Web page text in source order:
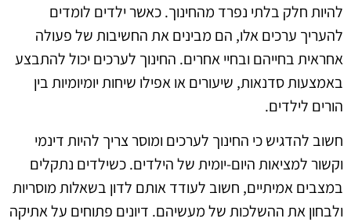
להיות חלק בלתי נפרד מהחינוך. כאשר ילדים לומדים
להעריך ערכים אלו, הם מבינים את החשיבות של פעולה
אחראית בחייהם ובחיי אחרים. החינוך לערכים יכול להתבצע
באמצעות סדנאות, שיעורים או אפילו שיחות יומיומיות בין
הורים לילדים.
חשוב להדגיש כי החינוך לערכים ומוסר צריך להיות דינמי
וקשור למציאות היום-יומית של הילדים. כשילדים נתקלים
במצבים אמיתיים, חשוב לעודד אותם לדון בשאלות מוסריות
ולבחון את ההשלכות של מעשיהם. דיונים פתוחים על אתיקה